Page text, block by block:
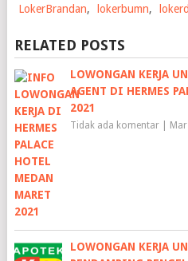
LokerBrandan, lokerbumn,
RELATED POSTS
LOWONGAN KERJA
AGENT DI HERMES
2021
Tidak ada komentar|
LOWONGAN KERJA